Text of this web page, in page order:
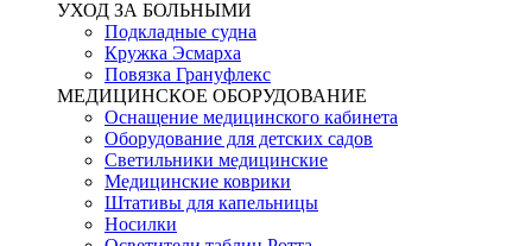
УХОД ЗА БОЛЬНЫМИ
Подкладные судна
Кружка Эсмарха
Повязка Грануфлекс
МЕДИЦИНСКОЕ ОБОРУДОВАНИЕ
Оснащение медицинского кабинета
Оборудование для детских садов
Светильники медицинские
Медицинские коврики
Штативы для капельницы
Носилки